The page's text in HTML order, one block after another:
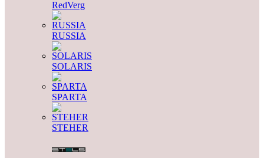
RedVerg
RUSSIA
SOLARIS
SPARTA
STEHER